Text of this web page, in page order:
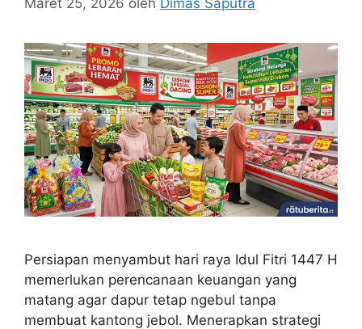
Persiapan menyambut hari raya Idul Fitri 1447 H
memerlukan perencanaan keuangan yang
matang agar dapur tetap ngebul tanpa
membuat kantong jebol. Menerapkan strategi